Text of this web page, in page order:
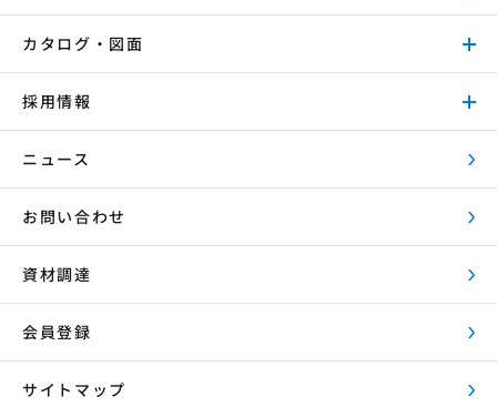
カタログ・図面
採用情報
ニュース
お問い合わせ
資材調達
会員登録
サイトマップ